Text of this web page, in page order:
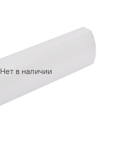
Нет в наличии